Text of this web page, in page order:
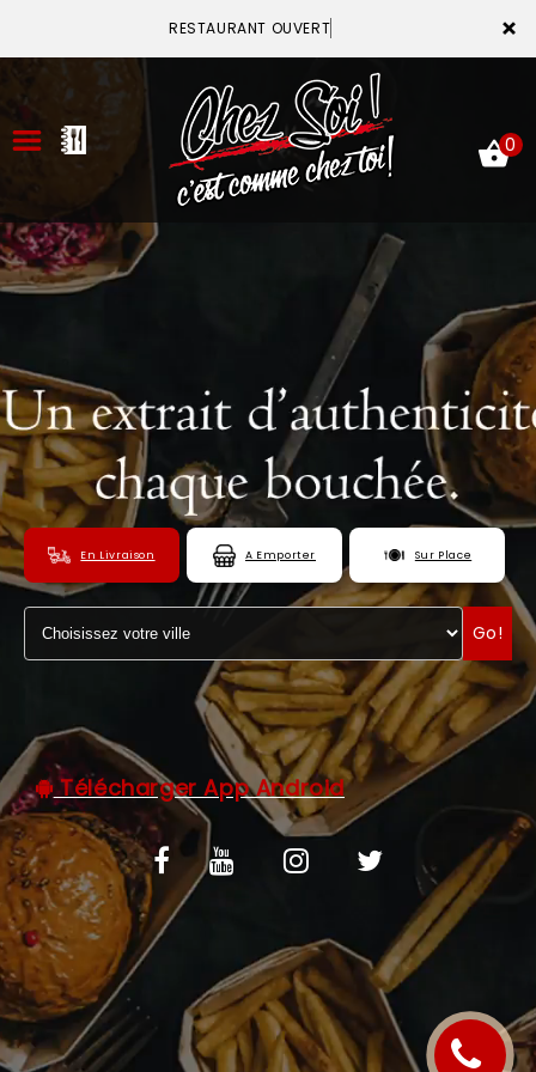
×
RESTAURANT OUVERT
ACCUEIL
VOTRE COMPTE
NOTRE RESTAURANT
VOS AVIS
MENTIONS LÉGALES
C.G.V
ZONES DE LIVRAISON
0
En Livraison A Emporter Sur Place
Go!
Télécharger App Android